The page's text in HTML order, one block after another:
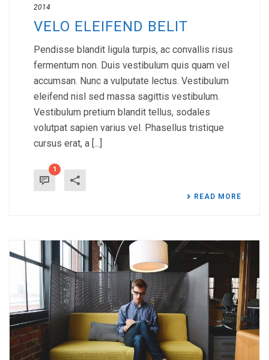
2014
VELO ELEIFEND BELIT
Pendisse blandit ligula turpis, ac convallis risus
fermentum non. Duis vestibulum quis quam vel
accumsan. Nunc a vulputate lectus. Vestibulum
eleifend nisl sed massa sagittis vestibulum.
Vestibulum pretium blandit tellus, sodales
volutpat sapien varius vel. Phasellus tristique
cursus erat, a [...]
1
READ MORE